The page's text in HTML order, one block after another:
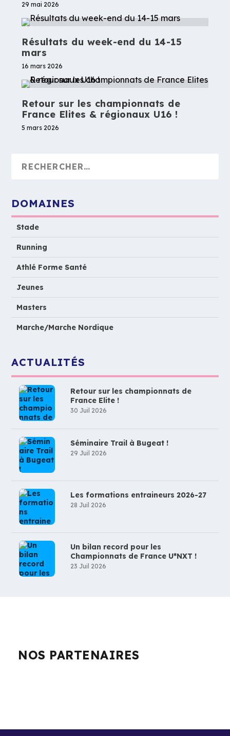
29 mai 2026
Résultats du week-end du 14-15
mars
16 mars 2026
Retour sur les championnats de
France Elites & régionaux U16 !
5 mars 2026
DOMAINES
Stade
Running
Athlé Forme Santé
Jeunes
Masters
Marche/Marche Nordique
ACTUALITÉS
Retour sur les championnats de
France Elite !
30 Juil 2026
Séminaire Trail à Bugeat !
29 Juil 2026
Les formations entraineurs 2026-27
28 Juil 2026
Un bilan record pour les
Championnats de France U*NXT !
23 Juil 2026
NOS PARTENAIRES